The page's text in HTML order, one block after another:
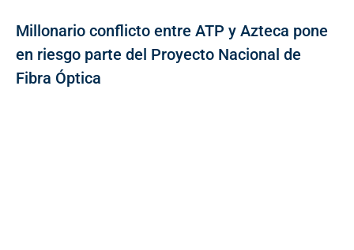
Millonario conflicto entre ATP y Azteca pone
en riesgo parte del Proyecto Nacional de
Fibra Óptica